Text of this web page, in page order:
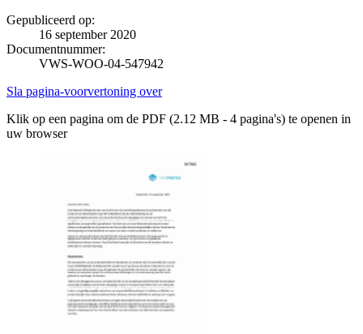
Gepubliceerd op:
16 september 2020
Documentnummer:
VWS-WOO-04-547942
Sla pagina-voorvertoning over
Klik op een pagina om de PDF (2.12 MB - 4 pagina's) te openen in
uw browser